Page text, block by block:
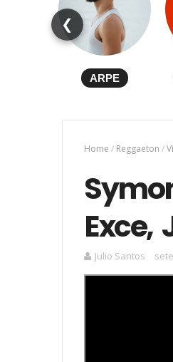
❮
ARPE
Home / Reggaeton /
Exce,
Julio Santos